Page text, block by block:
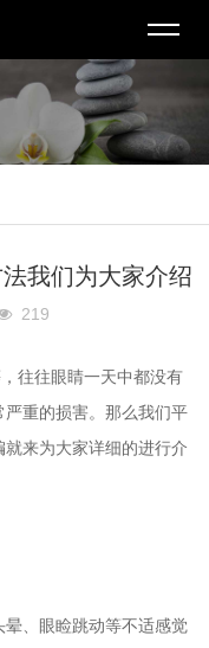
我们为大家介绍
219
往往眼睛一天中都没有
重的损害。那么我们平
来为大家详细的进行介
、眼睑跳动等不适感觉